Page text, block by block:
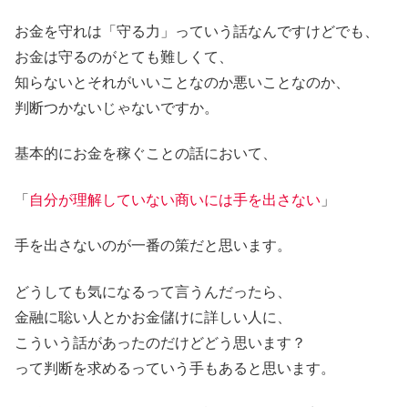
お金を守れは「守る力」っていう話なんですけどでも、
お金は守るのがとても難しくて、
知らないとそれがいいことなのか悪いことなのか、
判断つかないじゃないですか。
基本的にお金を稼ぐことの話において、
「 自分が理解していない商いには手を出さない 」
手を出さないのが一番の策だと思います。
どうしても気になるって言うんだったら、
金融に聡い人とかお金儲けに詳しい人に、
こういう話があったのだけどどう思います？
って判断を求めるっていう手もあると思います。